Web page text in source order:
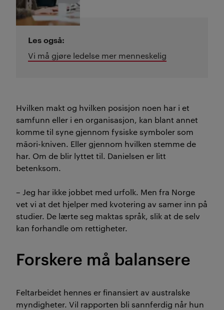
Les også:
Vi må gjøre ledelse mer menneskelig
Hvilken makt og hvilken posisjon noen har i et
samfunn eller i en organisasjon, kan blant annet
komme til syne gjennom fysiske symboler som
māori-kniven. Eller gjennom hvilken stemme de
har. Om de blir lyttet til. Danielsen er litt
betenksom.
– Jeg har ikke jobbet med urfolk. Men fra Norge
vet vi at det hjelper med kvotering av samer inn på
studier. De lærte seg maktas språk, slik at de selv
kan forhandle om rettigheter.
Forskere må balansere
Feltarbeidet hennes er finansiert av australske
myndigheter. Vil rapporten bli sannferdig når hun